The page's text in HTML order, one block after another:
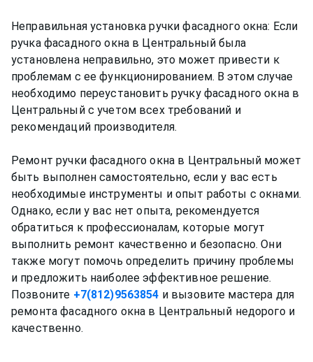
Неправильная установка ручки фасадного окна: Если
ручка фасадного окна в Центральный была
установлена неправильно, это может привести к
проблемам с ее функционированием. В этом случае
необходимо переустановить ручку фасадного окна в
Центральный с учетом всех требований и
рекомендаций производителя.
Ремонт ручки фасадного окна в Центральный может
быть выполнен самостоятельно, если у вас есть
необходимые инструменты и опыт работы с окнами.
Однако, если у вас нет опыта, рекомендуется
обратиться к профессионалам, которые могут
выполнить ремонт качественно и безопасно. Они
также могут помочь определить причину проблемы
и предложить наиболее эффективное решение.
Позвоните +7(812)9563854 и вызовите мастера для
ремонта фасадного окна в Центральный недорого и